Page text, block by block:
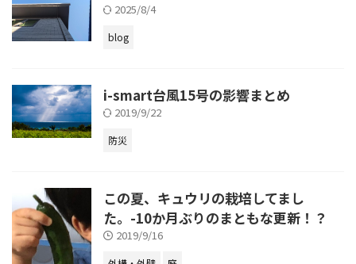
2025/8/4
blog
i-smart台風15号の影響まとめ
2019/9/22
防災
この夏、キュウリの栽培してまし
た。-10か月ぶりのまともな更新！？
2019/9/16